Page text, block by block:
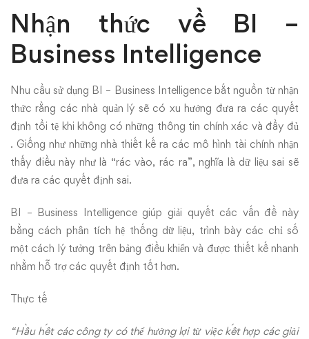
Nhận thức về BI –
Business Intelligence
Nhu cầu sử dụng BI – Business Intelligence bắt nguồn từ nhận
thức rằng các nhà quản lý sẽ có xu hướng đưa ra các quyết
định tồi tệ khi không có những thông tin chính xác và đầy đủ
. Giống như những nhà thiết kế ra các mô hình tài chính nhận
thấy điều này như là “rác vào, rác ra”, nghĩa là dữ liệu sai sẽ
đưa ra các quyết định sai.
BI – Business Intelligence giúp giải quyết các vấn đề này
bằng cách phân tích hệ thống dữ liệu, trình bày các chỉ số
một cách lý tưởng trên bảng điều khiển và được thiết kế nhanh
nhằm hỗ trợ các quyết định tốt hơn.
Thực tế
“Hầu hết các công ty có thể hưởng lợi từ việc kết hợp các giải